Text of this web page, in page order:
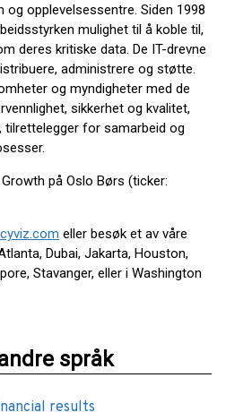
opplevelsessentre. Siden 1998
mulighet til å koble til,
deres kritiske data. De IT-drevne
administrere og støtte.
og myndigheter med de
sikkerhet og kvalitet,
tilrettelegger for samarbeid og
på Oslo Børs (ticker:
eller besøk et av våre
Dubai, Jakarta, Houston,
Stavanger, eller i Washington
språk
results